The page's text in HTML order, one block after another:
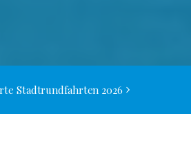
Stadtrundfahrten 2026